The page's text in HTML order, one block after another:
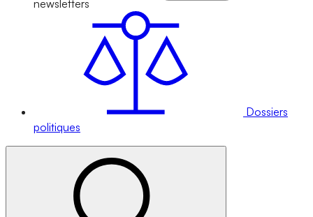
newsletters
Dossiers
politiques